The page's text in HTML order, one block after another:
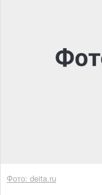
Фото: deita.ru